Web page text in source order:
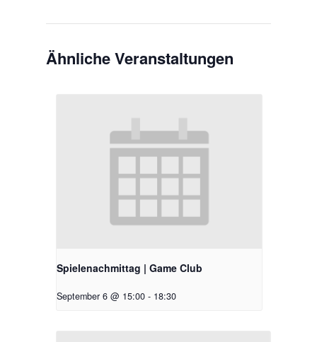
Ähnliche Veranstaltungen
Spielenachmittag | Game Club
September 6 @ 15:00 - 18:30